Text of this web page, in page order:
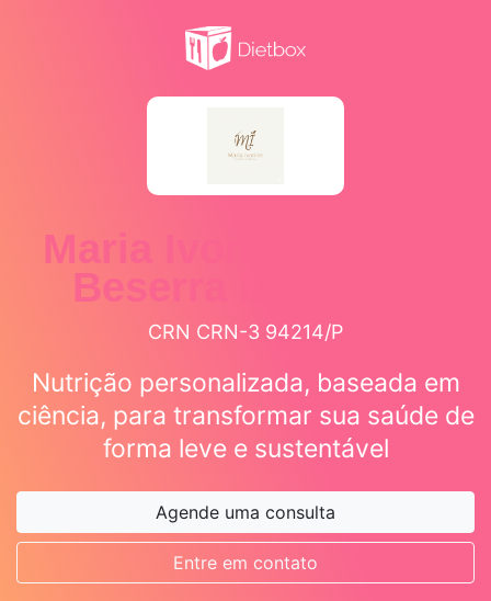
Maria Ivonize Castro
Beserra Machado
CRN CRN-3 94214/P
Nutrição personalizada, baseada em
ciência, para transformar sua saúde de
forma leve e sustentável
Agende uma consulta
Entre em contato